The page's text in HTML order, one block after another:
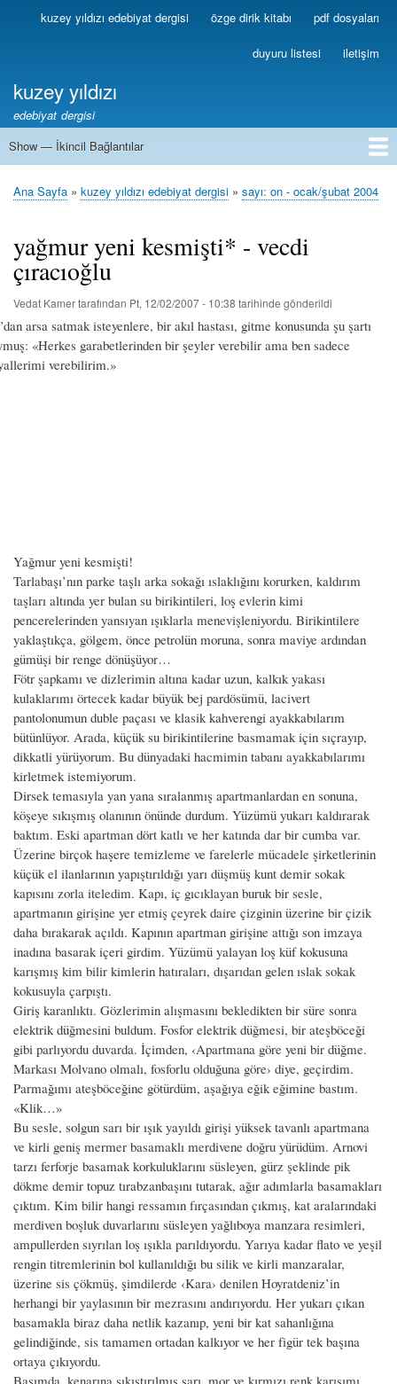
Ana
içeriğe
Birincilkuzey yıldızı edebiyat dergisi özge dirik kitabı pdf dosyaları
duyuru listesi iletişim
kuzey yıldızı
edebiyat dergisi
İkincil
Show — İkincil Bağlantılar
1
2
3
4
5
6
7
8
9
10
11
12
13
Sayfa
Ana Sayfa kuzey yıldızı edebiyat dergisi sayı: on - ocak/şubat 2004
yağmur yeni kesmişti* - vecdi
çıracıoğlu
Vedat Kamertarafından Pt, 12/02/2007 - 10:38 tarihinde gönderildi
arsa satmak isteyenlere, bir akıl hastası, gitme konusunda şu şartı
«Herkes garabetlerinden bir şeyler verebilir ama ben sadece
verebilirim.»
Yağmur yeni kesmişti!
Tarlabaşı’nın parke taşlı arka sokağı ıslaklığını korurken, kaldırım
taşları altında yer bulan su birikintileri, loş evlerin kimi
pencerelerinden yansıyan ışıklarla menevişleniyordu. Birikintilere
yaklaştıkça, gölgem, önce petrolün moruna, sonra maviye ardından
gümüşi bir renge dönüşüyor…
Fötr şapkamı ve dizlerimin altına kadar uzun, kalkık yakası
kulaklarımı örtecek kadar büyük bej pardösümü, lacivert
pantolonumun duble paçası ve klasik kahverengi ayakkabılarım
bütünlüyor. Arada, küçük su birikintilerine basmamak için sıçrayıp,
dikkatli yürüyorum. Bu dünyadaki hacmimin tabanı ayakkabılarımı
kirletmek istemiyorum.
Dirsek temasıyla yan yana sıralanmış apartmanlardan en sonuna,
köşeye sıkışmış olanının önünde durdum. Yüzümü yukarı kaldırarak
baktım. Eski apartman dört katlı ve her katında dar bir cumba var.
Üzerine birçok haşere temizleme ve farelerle mücadele şirketlerinin
küçük el ilanlarının yapıştırıldığı yarı düşmüş kunt demir sokak
kapısını zorla iteledim. Kapı, iç gıcıklayan buruk bir sesle,
apartmanın girişine yer etmiş çeyrek daire çizginin üzerine bir çizik
daha bırakarak açıldı. Kapının apartman girişine attığı son imzaya
inadına basarak içeri girdim. Yüzümü yalayan loş küf kokusuna
karışmış kim bilir kimlerin hatıraları, dışarıdan gelen ıslak sokak
kokusuyla çarpıştı.
Giriş karanlıktı. Gözlerimin alışmasını bekledikten bir süre sonra
elektrik düğmesini buldum. Fosfor elektrik düğmesi, bir ateşböceği
gibi parlıyordu duvarda. İçimden, ‹Apartmana göre yeni bir düğme.
Markası Molvano olmalı, fosforlu olduğuna göre› diye, geçirdim.
Parmağımı ateşböceğine götürdüm, aşağıya eğik eğimine bastım.
«Klik…»
Bu sesle, solgun sarı bir ışık yayıldı girişi yüksek tavanlı apartmana
ve kirli geniş mermer basamaklı merdivene doğru yürüdüm. Arnovi
tarzı ferforje basamak korkuluklarını süsleyen, gürz şeklinde pik
dökme demir topuz tırabzanbaşını tutarak, ağır adımlarla basamakları
çıktım. Kim bilir hangi ressamın fırçasından çıkmış, kat aralarındaki
merdiven boşluk duvarlarını süsleyen yağlıboya manzara resimleri,
ampullerden sıyrılan loş ışıkla parıldıyordu. Yarıya kadar flato ve yeşil
rengin titremlerinin bol kullanıldığı bu silik ve kirli manzaralar,
üzerine sis çökmüş, şimdilerde ‹Kara› denilen Hoyratdeniz’in
herhangi bir yaylasının bir mezrasını andırıyordu. Her yukarı çıkan
basamakla biraz daha netlik kazanıp, yeni bir kat sahanlığına
gelindiğinde, sis tamamen ortadan kalkıyor ve her figür tek başına
ortaya çıkıyordu.
Başımda, kenarına sıkıştırılmış sarı, mor ve kırmızı renk karışımı